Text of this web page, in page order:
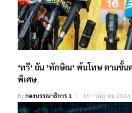
‘ทวี​’ ยัน​ ’ทักษิณ​‘ พ้นโทษ​ ตามขั้
พิเศษ
Byกองบรรณาธิการ 1 16 กรกฎาคม 2024